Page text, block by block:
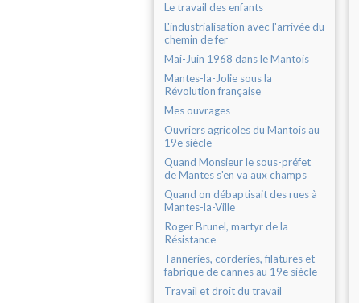
Le travail des enfants
L'industrialisation avec l'arrivée du
chemin de fer
Mai-Juin 1968 dans le Mantois
Mantes-la-Jolie sous la
Révolution française
Mes ouvrages
Ouvriers agricoles du Mantois au
19e siècle
Quand Monsieur le sous-préfet
de Mantes s'en va aux champs
Quand on débaptisait des rues à
Mantes-la-Ville
Roger Brunel, martyr de la
Résistance
Tanneries, corderies, filatures et
fabrique de cannes au 19e siècle
Travail et droit du travail